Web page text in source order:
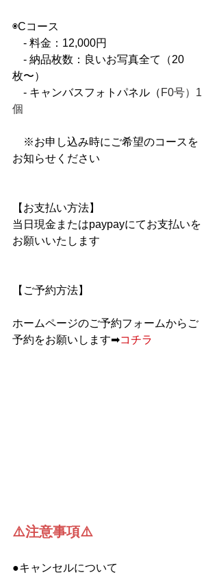
◉Cコース
- 料金：12,000円
- 納品枚数：良いお写真全て（20
枚〜）
- キャンバスフォトパネル（ F0号）1
個
※お申し込み時にご希望のコースを
お知らせください
【お支払い方法】
当日現金またはpaypayにてお支払いを
お願いいたします
【ご予約方法】
ホームページのご予約フォームからご
予約をお願いします➡︎コチラ
⚠️注意事項⚠️
●キャンセルについて